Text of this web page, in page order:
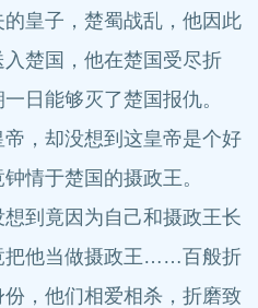
皇子，楚蜀战乱，他因此
楚国，他在楚国受尽折
日能够灭了楚国报仇。
，却没想到这皇帝是个好
情于楚国的摄政王。
到竟因为自己和摄政王长
把他当做摄政王……百般折
，他们相爱相杀，折磨致